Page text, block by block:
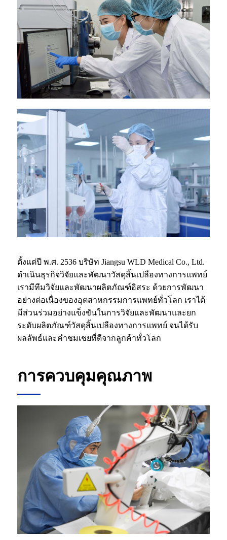
ตั้งแต่ปี พ.ศ. 2536 บริษัท Jiangsu WLD Medical Co., Ltd.
ดำเนินธุรกิจวิจัยและพัฒนาวัสดุสิ้นเปลืองทางการแพทย์
เรามีทีมวิจัยและพัฒนาผลิตภัณฑ์อิสระ ด้วยการพัฒนา
อย่างต่อเนื่องของอุตสาหกรรมการแพทย์ทั่วโลก เราได้
มีส่วนร่วมอย่างแข็งขันในการวิจัยและพัฒนาและยก
ระดับผลิตภัณฑ์วัสดุสิ้นเปลืองทางการแพทย์ จนได้รับ
ผลลัพธ์และคำชมเชยที่ดีจากลูกค้าทั่วโลก
การควบคุมคุณภาพ